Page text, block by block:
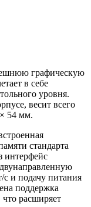
графическую
в себе
уровня.
весит всего
54 мм.
стандарта
интерфейс
с и подачу питания
поддержка
расширяет